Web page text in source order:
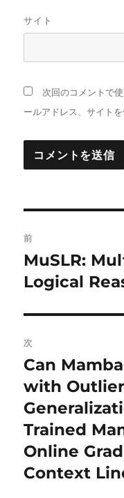
サイト
次回のコメントで
ールアドレス、サイトを
稿
ナ
ビ
ゲ
ー
シ
ョ
ン
前
前
の
稿:
MuSLR:
Logical
次
次
の
投
稿:
Can
with
Trained
Online
Context